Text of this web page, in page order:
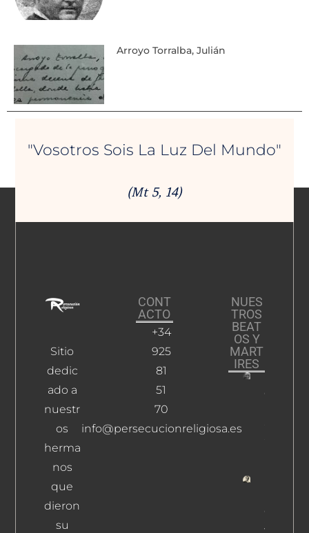
Arroyo Torralba, Julián
"Vosotros Sois La Luz Del Mundo"
(Mt 5, 14)
Sitio
dedic
ado a
nuestr
os
herma
nos
que
dieron
su
CONT
ACTO
+34
925
81
51
70
info@persecucionreligiosa.es
NUES
TROS
BEAT
OS Y
MART
IRES
Gil
Chacón,
Juan